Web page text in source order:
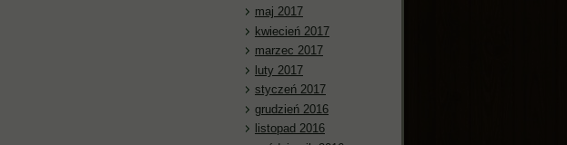
maj 2017
kwiecień 2017
marzec 2017
luty 2017
styczeń 2017
grudzień 2016
listopad 2016